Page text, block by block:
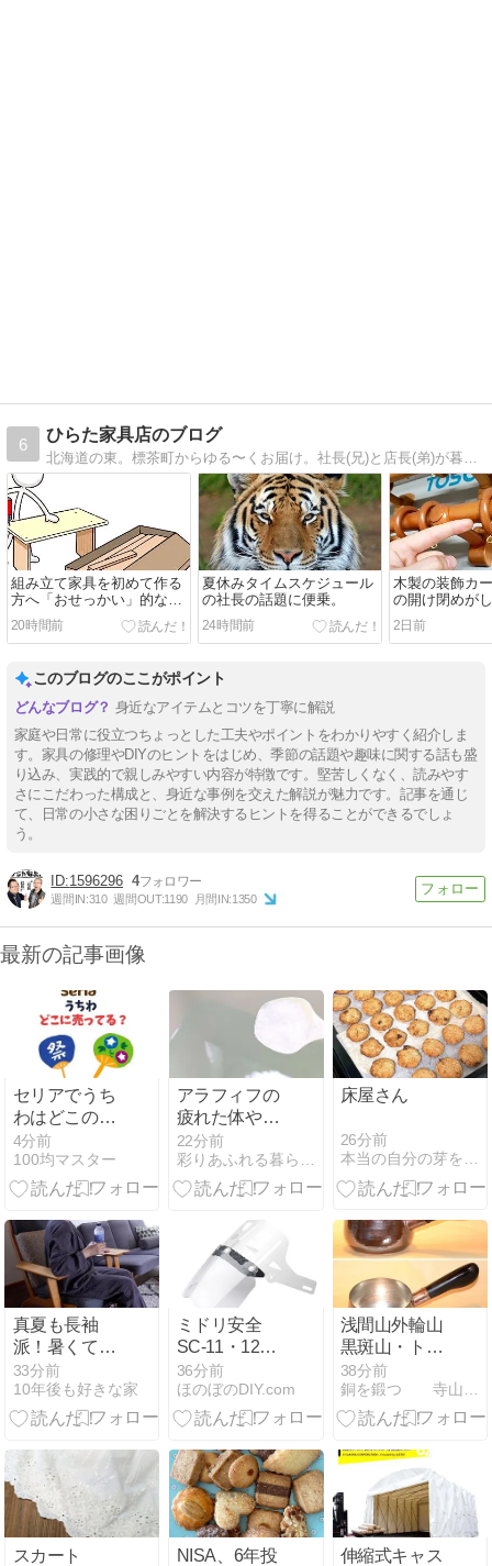
6
ひらた家具店のブログ
組み立て家具を初めて作る
方へ「おせっかい」的な注
意点をお伝えさせてくださ
い☆
20時間前
夏休みタイムスケジュール
の社長の話題に便乗。
24時間前
木製の装飾カ
の開け閉めが
たら。
2日前
このブログのここがポイント
身近なアイテムとコツを丁寧に解説
家庭や日常に役立つちょっとした工夫やポイントをわかりやすく紹介しま
す。家具の修理やDIYのヒントをはじめ、季節の話題や趣味に関する話も盛
り込み、実践的で親しみやすい内容が特徴です。堅苦しくなく、読みやす
さにこだわった構成と、身近な事例を交えた解説が魅力です。記事を通じ
て、日常の小さな困りごとを解決するヒントを得ることができるでしょ
う。
1596296 4
週間IN:310 週間OUT:1190 月間IN:1350
最新の記事画像
セリアでうち
わはどこの売
り場にある？
デコ用キット
やミニサイ
ど材料・種類
一覧
4分前
100均マスター
アラフィフの
疲れた体やお
肌のためのル
ーティーン♪毎
日のケアに欠
22分前
床屋さん
26分前
本当の自分の芽を育てる
真夏も長袖
派！暑くて寝
苦しい夜にお
気に入りのガ
ーゼルームウ
33分前
10年後も好きな家
ミドリ安全
SC-11・12用
交換シールド
面セットを徹
底解説
36分前
ほのぼのDIY.com
浅間山外輪山
黒斑山・トー
ミの頭 週末の
表コース いつ
ものやつです
型 小 No.6009
38分前
スカート
NISA、6年投
伸縮式キャス